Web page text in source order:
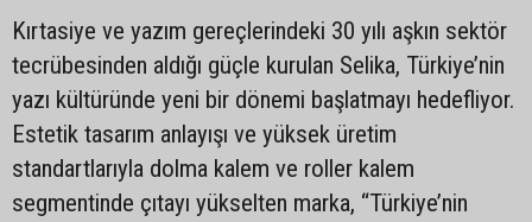
Kırtasiye ve yazım gereçlerindeki 30 yılı aşkın sektör
tecrübesinden aldığı güçle kurulan Selika, Türkiye’nin
yazı kültüründe yeni bir dönemi başlatmayı hedefliyor.
Estetik tasarım anlayışı ve yüksek üretim
standartlarıyla dolma kalem ve roller kalem
segmentinde çıtayı yükselten marka, “Türkiye’nin